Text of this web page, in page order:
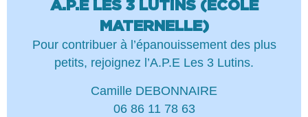
A.P.E LES 3 LUTINS (ÉCOLE
MATERNELLE)
Pour contribuer à l’épanouissement des plus
petits, rejoignez l’A.P.E Les 3 Lutins.
Camille DEBONNAIRE
06 86 11 78 63